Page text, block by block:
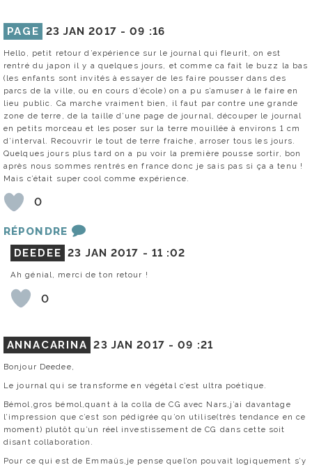
PAGE 23 JAN 2017 -09 :16
Hello, petit retour d’expérience sur le journal qui fleurit, on est
rentré du japon il y a quelques jours, et comme ca fait le buzz la bas
(les enfants sont invités à essayer de les faire pousser dans des
parcs de la ville, ou en cours d’école) on a pu s’amuser à le faire en
lieu public. Ca marche vraiment bien, il faut par contre une grande
zone de terre, de la taille d’une page de journal, découper le journal
en petits morceau et les poser sur la terre mouillée à environs 1 cm
d’interval. Recouvrir le tout de terre fraiche, arroser tous les jours.
Quelques jours plus tard on a pu voir la première pousse sortir, bon
après nous sommes rentrés en france donc je sais pas si ça a tenu !
Mais c’était super cool comme expérience.
0
RÉPONDRE
DEEDEE 23 JAN 2017 - 11 :02
Ah génial, merci de ton retour !
0
ANNACARINA 23 JAN 2017 -09 :21
Bonjour Deedee,
Le journal qui se transforme en végétal c’est ultra poétique.
Bémol,gros bémol,quant à la colla de CG avec Nars,j’ai davantage
l’impression que c’est son pédigrée qu’on utilise(très tendance en ce
moment) plutôt qu’un réel investissement de CG dans cette soit
disant collaboration.
Pour ce qui est de Emmaüs,je pense quel’on pouvait logiquement s’y